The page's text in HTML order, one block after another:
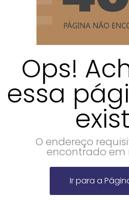
Ops!
essa
O endereço
encontrado em
Ir para a